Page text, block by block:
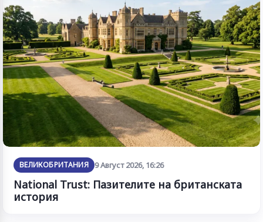
ВЕЛИКОБРИТАНИЯ 9 Август 2026, 16:26
National Trust: Пазителите на британската
история